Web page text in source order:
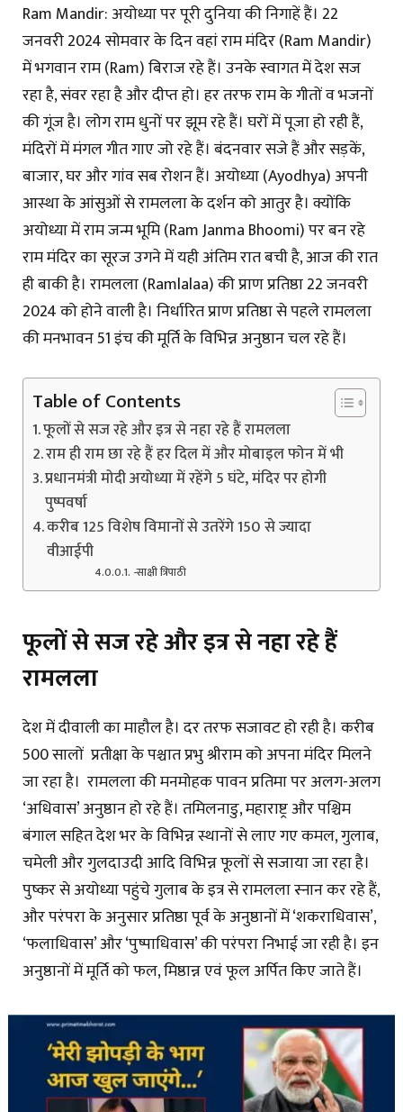
Ram Mandir: अयोध्या पर पूरी दुनिया की निगाहें हैं। 22
जनवरी 2024 सोमवार के दिन वहां राम मंदिर (Ram Mandir)
में भगवान राम (Ram) बिराज रहे हैं। उनके स्वागत में देश सज
रहा है, संवर रहा है और दीप्त हो। हर तरफ राम के गीतों व भजनों
की गूंज है। लोग राम धुनों पर झूम रहे हैं। घरों में पूजा हो रही हैं,
मंदिरों में मंगल गीत गाए जो रहे हैं। बंदनवार सजे हैं और सड़कें,
बाजार, घर और गांव सब रोशन हैं। अयोध्या (Ayodhya) अपनी
आस्था के आंसुओं से रामलला के दर्शन को आतुर है। क्योंकि
अयोध्या में राम जन्म भूमि (Ram Janma Bhoomi) पर बन रहे
राम मंदिर का सूरज उगने में यही अंतिम रात बची है, आज की रात
ही बाकी है। रामलला (Ramlalaa) की प्राण प्रतिष्ठा 22 जनवरी
2024 को होने वाली है। निर्धारित प्राण प्रतिष्ठा से पहले रामलला
की मनभावन 51 इंच की मूर्ति के विभिन्न अनुष्ठान चल रहे हैं।
Table of Contents
फूलों से सज रहे और इत्र से नहा रहे हैं रामलला
राम ही राम छा रहे हैं हर दिल में और मोबाइल फोन में भी
प्रधानमंत्री मोदी अयोध्या में रहेंगे 5 घंटे, मंदिर पर होगी
पुष्पवर्षा
करीब 125 विशेष विमानों से उतरेंगे 150 से ज्यादा
वीआईपी
-साक्षी त्रिपाठी
फूलों से सज रहे और इत्र से नहा रहे हैं
रामलला
देश में दीवाली का माहौल है। दर तरफ सजावट हो रही है। करीब
500 सालों प्रतीक्षा के पश्चात प्रभु श्रीराम को अपना मंदिर मिलने
जा रहा है। रामलला की मनमोहक पावन प्रतिमा पर अलग-अलग
‘अधिवास’ अनुष्ठान हो रहे हैं। तमिलनाडु, महाराष्ट्र और पश्चिम
बंगाल सहित देश भर के विभिन्न स्थानों से लाए गए कमल, गुलाब,
चमेली और गुलदाउदी आदि विभिन्न फूलों से सजाया जा रहा है।
पुष्कर से अयोध्या पहुंचे गुलाब के इत्र से रामलला स्नान कर रहे हैं,
और परंपरा के अनुसार प्रतिष्ठा पूर्व के अनुष्ठानों में ‘शकराधिवास’,
‘फलाधिवास’ और ‘पुष्पाधिवास’ की परंपरा निभाई जा रही है। इन
अनुष्ठानों में मूर्ति को फल, मिष्ठान्न एवं फूल अर्पित किए जाते हैं।